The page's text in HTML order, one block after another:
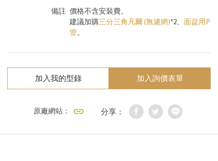
備註 價格不含安裝費。
建議加購三分三角凡爾 (無濾網)*2、 面盆用P
管。
加入我的型錄 加入詢價表單
原廠網站： 分享：